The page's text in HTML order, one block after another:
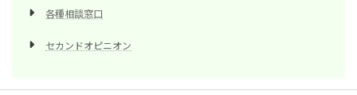
各種相談窓口
セカンドオピニオン